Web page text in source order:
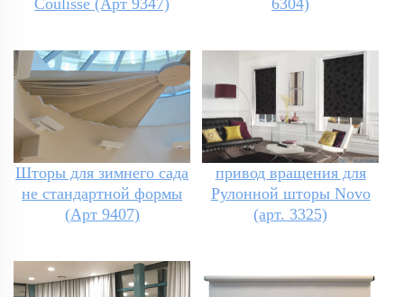
Coulisse (Арт 9347)
6304)
Шторы для зимнего сада
не стандартной формы
(Арт 9407)
привод вращения для
Рулонной шторы Novo
(арт. 3325)